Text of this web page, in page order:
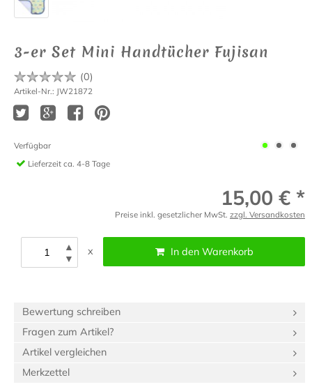
3-er Set Mini Handtücher Fujisan
(0)
Artikel-Nr.: JW21872
Verfügbar
Lieferzeit ca. 4-8 Tage
15,00 € *
Preise inkl. gesetzlicher MwSt. zzgl. Versandkosten
▲
▼
x In den Warenkorb
Bewertung schreiben
Fragen zum Artikel?
Artikel vergleichen
Merkzettel